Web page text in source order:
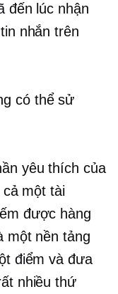
đến lúc nhận
nhắn trên
có thể sử
yêu thích của
một tài
được hàng
một nền tảng
điểm và đưa
nhiều thứ